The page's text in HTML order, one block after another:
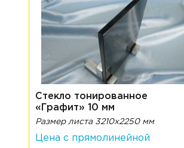
Стекло тонированное
«Графит» 10 мм
Размер листа 3210х2250 мм
Цена с прямолинейной